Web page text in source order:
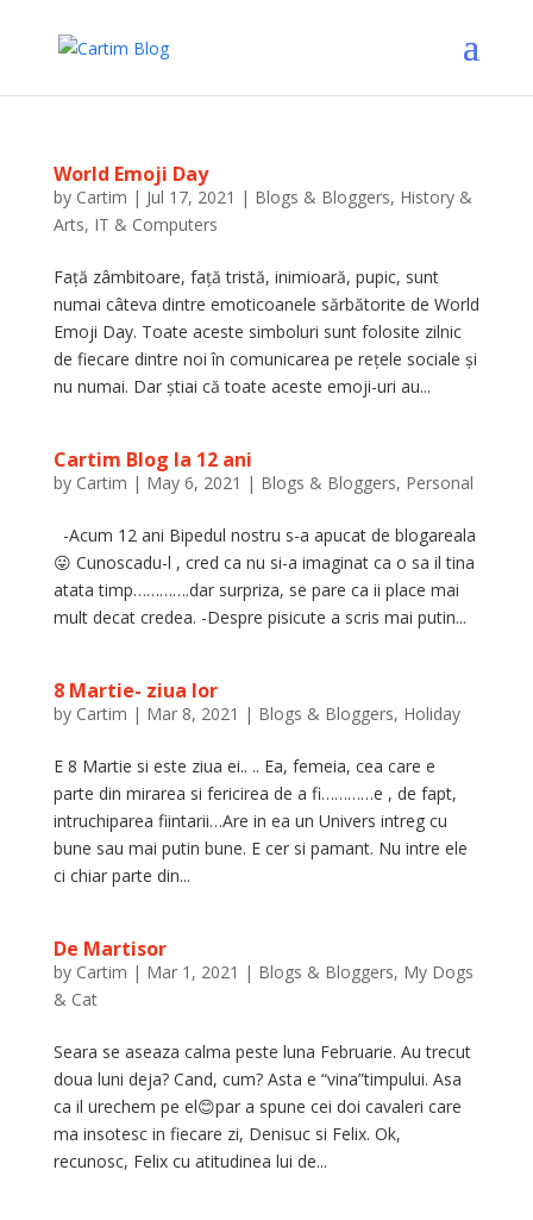
World Emoji Day
by Cartim | Jul 17, 2021 | Blogs & Bloggers, History &
Arts, IT & Computers
Față zâmbitoare, față tristă, inimioară, pupic, sunt
numai câteva dintre emoticoanele sărbătorite de World
Emoji Day. Toate aceste simboluri sunt folosite zilnic
de fiecare dintre noi în comunicarea pe rețele sociale și
nu numai. Dar știai că toate aceste emoji-uri au...
Cartim Blog la 12 ani
by Cartim | May 6, 2021 | Blogs & Bloggers, Personal
-Acum 12 ani Bipedul nostru s-a apucat de blogareala
😛 Cunoscadu-l , cred ca nu si-a imaginat ca o sa il tina
atata timp………….dar surpriza, se pare ca ii place mai
mult decat credea. -Despre pisicute a scris mai putin...
8 Martie- ziua lor
by Cartim | Mar 8, 2021 | Blogs & Bloggers, Holiday
E 8 Martie si este ziua ei.. .. Ea, femeia, cea care e
parte din mirarea si fericirea de a fi…………e , de fapt,
intruchiparea fiintarii…Are in ea un Univers intreg cu
bune sau mai putin bune. E cer si pamant. Nu intre ele
ci chiar parte din...
De Martisor
by Cartim | Mar 1, 2021 | Blogs & Bloggers, My Dogs
& Cat
Seara se aseaza calma peste luna Februarie. Au trecut
doua luni deja? Cand, cum? Asta e “vina”timpului. Asa
ca il urechem pe el😊par a spune cei doi cavaleri care
ma insotesc in fiecare zi, Denisuc si Felix. Ok,
recunosc, Felix cu atitudinea lui de...